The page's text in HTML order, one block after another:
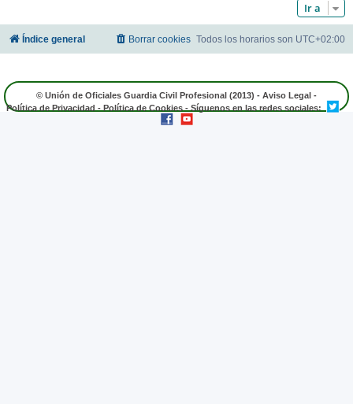
Ir a
Índice general Todos los horarios son UTC+02:00
Borrar cookies
© Unión de Oficiales Guardia Civil Profesional (2013) - Aviso Legal -
Política de Privacidad-Política de Cookies- Síguenos en las redes sociales: